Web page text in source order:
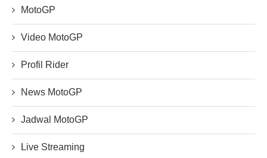
MotoGP
Video MotoGP
Profil Rider
News MotoGP
Jadwal MotoGP
Live Streaming